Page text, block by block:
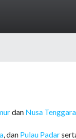
dan Nusa
, dan Pulau Padar